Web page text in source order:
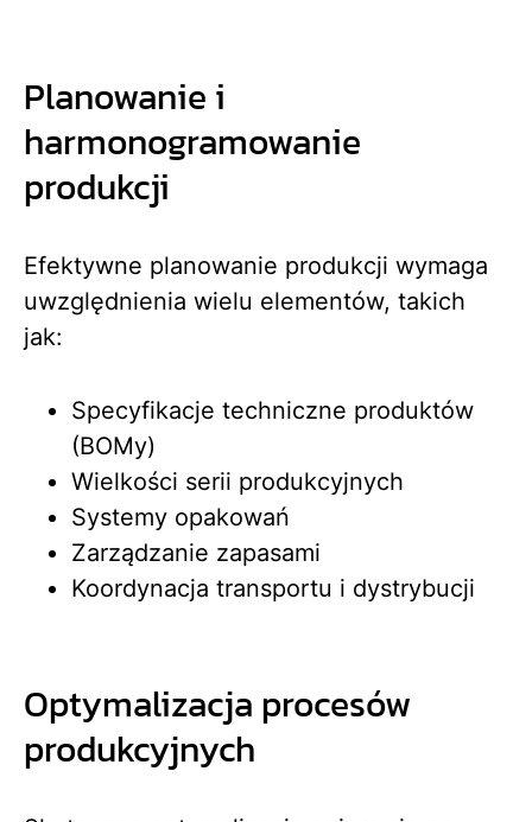
Planowanie i
harmonogramowanie
produkcji
Efektywne planowanie produkcji wymaga
uwzględnienia wielu elementów, takich
jak:
Specyfikacje techniczne produktów
(BOMy)
Wielkości serii produkcyjnych
Systemy opakowań
Zarządzanie zapasami
Koordynacja transportu i dystrybucji
Optymalizacja procesów
produkcyjnych